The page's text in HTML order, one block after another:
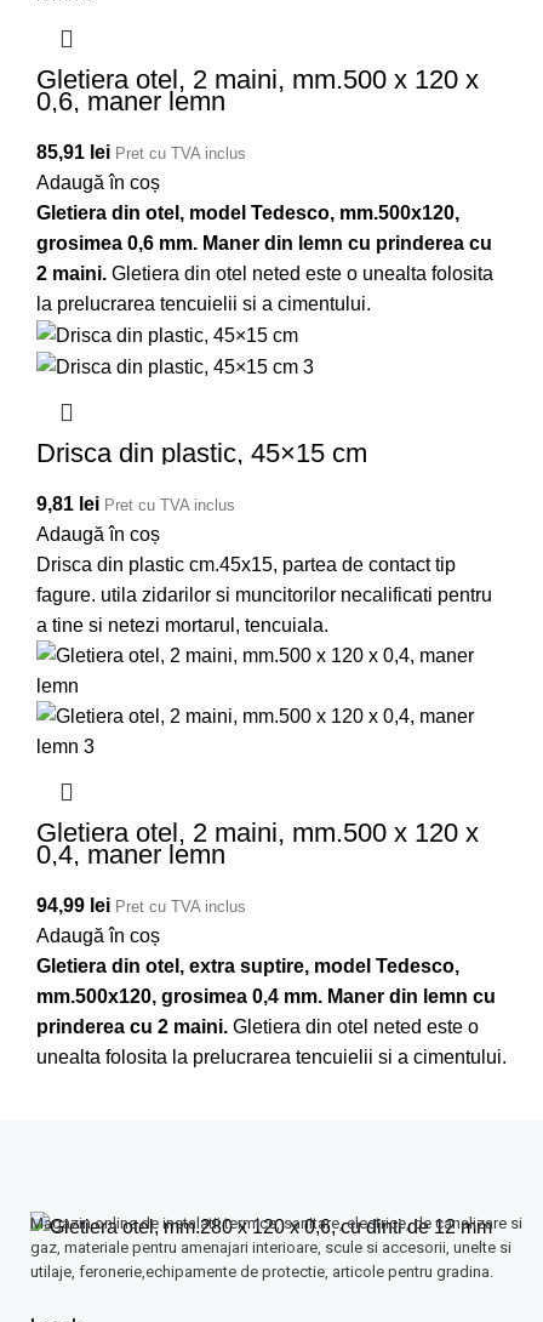
Gletiera otel, 2 maini, mm.500 x 120 x
0,6, maner lemn
85,91 lei Pret cu TVA inclus
Adaugă în coș
Gletiera din otel, model Tedesco, mm.500x120,
grosimea 0,6 mm. Maner din lemn cu prinderea cu
2 maini. Gletiera din otel neted este o unealta folosita
la prelucrarea tencuielii si a cimentului.
Drisca din plastic, 45×15 cm
9,81 lei Pret cu TVA inclus
Adaugă în coș
Drisca din plastic cm.45x15, partea de contact tip
fagure. utila zidarilor si muncitorilor necalificati pentru
a tine si netezi mortarul, tencuiala.
Gletiera otel, 2 maini, mm.500 x 120 x
0,4, maner lemn
94,99 lei Pret cu TVA inclus
Adaugă în coș
Gletiera din otel, extra suptire, model Tedesco,
mm.500x120, grosimea 0,4 mm. Maner din lemn cu
prinderea cu 2 maini. Gletiera din otel neted este o
unealta folosita la prelucrarea tencuielii si a cimentului.
Magazin online de instalatii termice, sanitare, electrice, de canalizare si
gaz, materiale pentru amenajari interioare, scule si accesorii, unelte si
utilaje, feronerie,echipamente de protectie, articole pentru gradina.